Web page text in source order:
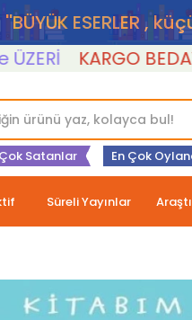
''BÜYÜK ESERLER ,
KARGO BEDAVA
Çok Satanlar En Çok
Süreli Yayınlar